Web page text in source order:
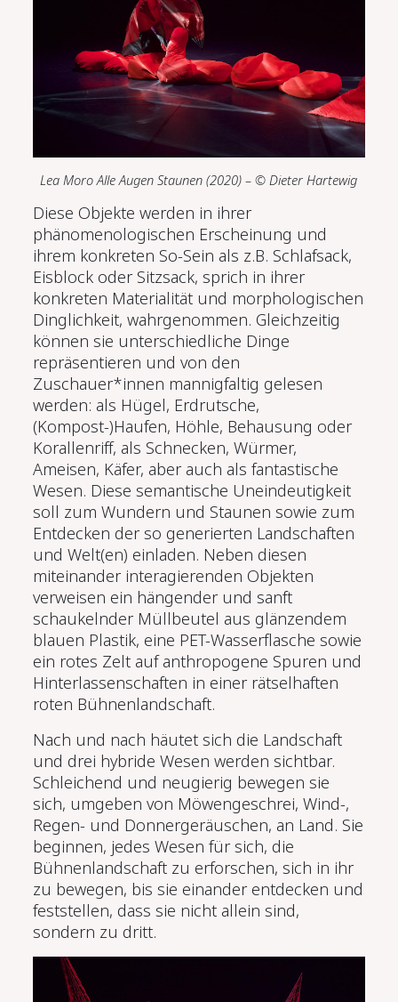
Lea Moro Alle Augen Staunen (2020) – © Dieter Hartewig
Diese Objekte werden in ihrer
phänomenologischen Erscheinung und
ihrem konkreten So-Sein als z.B. Schlafsack,
Eisblock oder Sitzsack, sprich in ihrer
konkreten Materialität und morphologischen
Dinglichkeit, wahrgenommen. Gleichzeitig
können sie unterschiedliche Dinge
repräsentieren und von den
Zuschauer*innen mannigfaltig gelesen
werden: als Hügel, Erdrutsche,
(Kompost-)Haufen, Höhle, Behausung oder
Korallenriff, als Schnecken, Würmer,
Ameisen, Käfer, aber auch als fantastische
Wesen. Diese semantische Uneindeutigkeit
soll zum Wundern und Staunen sowie zum
Entdecken der so generierten Landschaften
und Welt(en) einladen. Neben diesen
miteinander interagierenden Objekten
verweisen ein hängender und sanft
schaukelnder Müllbeutel aus glänzendem
blauen Plastik, eine PET-Wasserflasche sowie
ein rotes Zelt auf anthropogene Spuren und
Hinterlassenschaften in einer rätselhaften
roten Bühnenlandschaft.
Nach und nach häutet sich die Landschaft
und drei hybride Wesen werden sichtbar.
Schleichend und neugierig bewegen sie
sich, umgeben von Möwengeschrei, Wind-,
Regen- und Donnergeräuschen, an Land. Sie
beginnen, jedes Wesen für sich, die
Bühnenlandschaft zu erforschen, sich in ihr
zu bewegen, bis sie einander entdecken und
feststellen, dass sie nicht allein sind,
sondern zu dritt.